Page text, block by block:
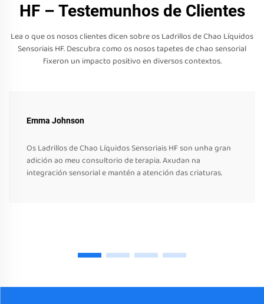
HF – Testemunhos de Clientes
Lea o que os nosos clientes dicen sobre os Ladrillos de Chao Líquidos
Sensoriais HF. Descubra como os nosos tapetes de chao sensorial
fixeron un impacto positivo en diversos contextos.
Emma Johnson
Os Ladrillos de Chao Líquidos Sensoriais HF son unha gran
adición ao meu consultorio de terapia. Axudan na
integración sensorial e mantén a atención das criaturas.